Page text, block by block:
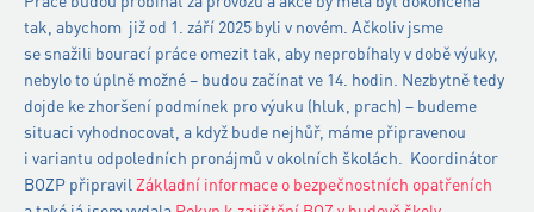
tak, abychom již od 1. září 2025 byli v novém. Ačkoliv jsme
se snažili bourací práce omezit tak, aby neprobíhaly v době výuky,
nebylo to úplně možné – budou začínat ve 14. hodin. Nezbytně tedy
dojde ke zhoršení podmínek pro výuku (hluk, prach) – budeme
situaci vyhodnocovat, a když bude nejhůř, máme připravenou
i variantu odpoledních pronájmů v okolních školách. Koordinátor
BOZP připravil Základní informace o bezpečnostních opatřeních